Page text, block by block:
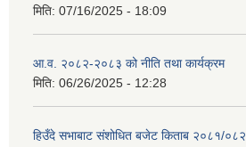
मिति: 07/16/2025 - 18:09
आ.व. २०८२-२०८३ को नीति तथा कार्यक्रम
मिति: 06/26/2025 - 12:28
हिउँदे सभाबाट संशोधित बजेट किताब २०८१/०८२